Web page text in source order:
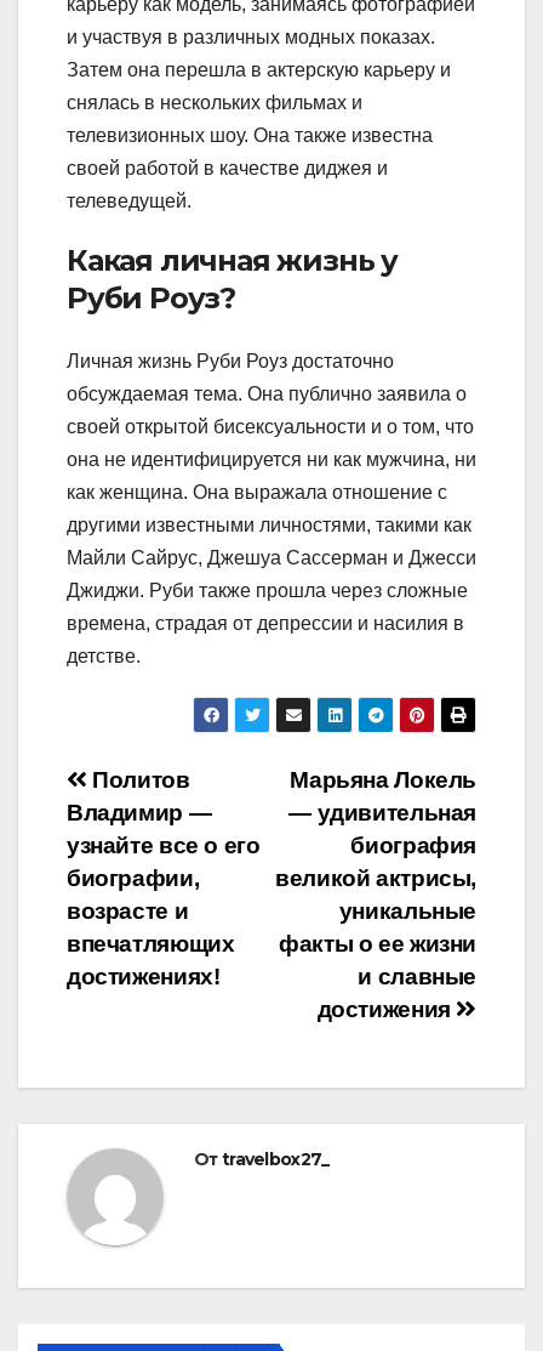
карьеру как модель, занимаясь фотографией
и участвуя в различных модных показах.
Затем она перешла в актерскую карьеру и
снялась в нескольких фильмах и
телевизионных шоу. Она также известна
своей работой в качестве диджея и
телеведущей.
Какая личная жизнь у
Руби Роуз?
Личная жизнь Руби Роуз достаточно
обсуждаемая тема. Она публично заявила о
своей открытой бисексуальности и о том, что
она не идентифицируется ни как мужчина, ни
как женщина. Она выражала отношение с
другими известными личностями, такими как
Майли Сайрус, Джешуа Сассерман и Джесси
Джиджи. Руби также прошла через сложные
времена, страдая от депрессии и насилия в
детстве.
Навигация
по
записям
Марьяна Локель
— удивительная
биография
великой актрисы,
уникальные
факты о ее жизни
и славные
достижения
Политов
Владимир —
узнайте все о его
биографии,
возрасте и
впечатляющих
достижениях!
Отtravelbox27_